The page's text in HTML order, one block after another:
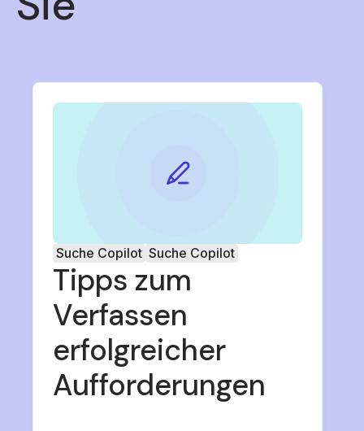
Suche Copilot Suche Copilot
Tipps zum
Verfassen
erfolgreicher
Aufforderungen